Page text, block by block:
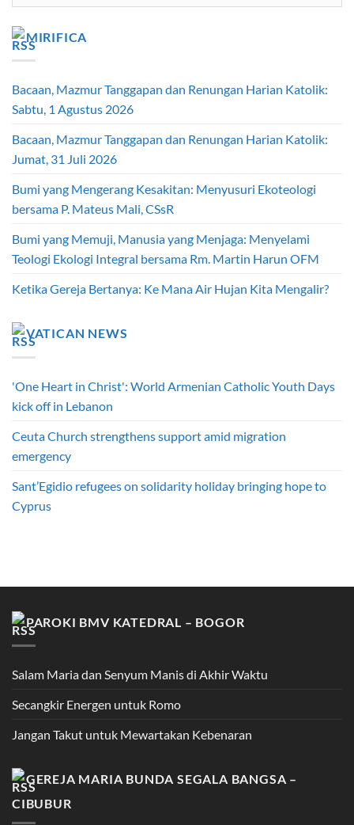
MIRIFICA
Bacaan, Mazmur Tanggapan dan Renungan Harian Katolik:
Sabtu, 1 Agustus 2026
Bacaan, Mazmur Tanggapan dan Renungan Harian Katolik:
Jumat, 31 Juli 2026
Bumi yang Mengerang Kesakitan: Menyusuri Ekoteologi
bersama P. Mateus Mali, CSsR
Bumi yang Memuji, Manusia yang Menjaga: Menyelami
Teologi Ekologi Integral bersama Rm. Martin Harun OFM
Ketika Gereja Bertanya: Ke Mana Air Hujan Kita Mengalir?
VATICAN NEWS
'One Heart in Christ': World Armenian Catholic Youth Days
kick off in Lebanon
Ceuta Church strengthens support amid migration
emergency
Sant’Egidio refugees on solidarity holiday bringing hope to
Cyprus
PAROKI BMV KATEDRAL – BOGOR
Salam Maria dan Senyum Manis di Akhir Waktu
Secangkir Energen untuk Romo
Jangan Takut untuk Mewartakan Kebenaran
GEREJA MARIA BUNDA SEGALA BANGSA –
CIBUBUR